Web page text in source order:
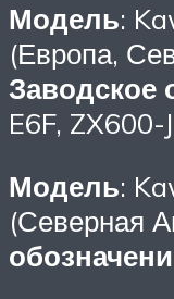
Модель:
(Европа,
Заводское
E6F, ZX600-
Модель:
(Северная